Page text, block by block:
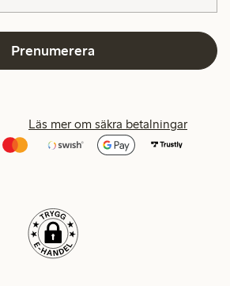
Prenumerera
Läs mer om säkra betalningar